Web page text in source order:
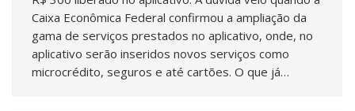
Caixa Econômica Federal confirmou a ampliação da
gama de serviços prestados no aplicativo, onde, no
aplicativo serão inseridos novos serviços como
microcrédito, seguros e até cartões. O que já…